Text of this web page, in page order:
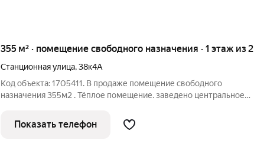
355 м² · помещение свободного назначения · 1 этаж из 2
Станционная улица,38к4А
Код объекта: 1705411. В продаже помещение свободного
назначения 355м2 . Тёплое помещение. заведено центральное
водоснабжение и канализацию .Надстроен второй этаж плюс еще
355 м2 .
Показать телефон